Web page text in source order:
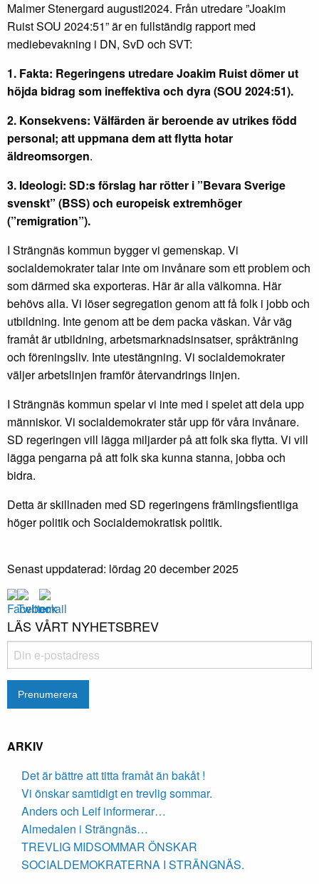
Malmer Stenergard augusti2024. Från utredare ”Joakim
Ruist SOU 2024:51” är en fullständig rapport med
mediebevakning i DN, SvD och SVT:
1. Fakta: Regeringens utredare Joakim Ruist dömer ut
höjda bidrag som ineffektiva och dyra (SOU 2024:51).
2. Konsekvens: Välfärden är beroende av utrikes född
personal; att uppmana dem att flytta hotar
äldreomsorgen.
3. Ideologi: SD:s förslag har rötter i ”Bevara Sverige
svenskt” (BSS) och europeisk extremhöger
(”remigration”).
I Strängnäs kommun bygger vi gemenskap. Vi
socialdemokrater talar inte om invånare som ett problem och
som därmed ska exporteras. Här är alla välkomna. Här
behövs alla. Vi löser segregation genom att få folk i jobb och
utbildning. Inte genom att be dem packa väskan. Vår väg
framåt är utbildning, arbetsmarknadsinsatser, språkträning
och föreningsliv. Inte utestängning. Vi socialdemokrater
väljer arbetslinjen framför återvandrings linjen.
I Strängnäs kommun spelar vi inte med i spelet att dela upp
människor. Vi socialdemokrater står upp för våra invånare.
SD regeringen vill lägga miljarder på att folk ska flytta. Vi vill
lägga pengarna på att folk ska kunna stanna, jobba och
bidra.
Detta är skillnaden med SD regeringens främlingsfientliga
höger politik och Socialdemokratisk politik.
Senast uppdaterad: lördag 20 december 2025
LÄS VÅRT NYHETSBREV
ARKIV
Det är bättre att titta framåt än bakåt !
Vi önskar samtidigt en trevlig sommar.
Anders och Leif informerar…
Almedalen i Strängnäs…
TREVLIG MIDSOMMAR ÖNSKAR
SOCIALDEMOKRATERNA I STRÄNGNÄS.